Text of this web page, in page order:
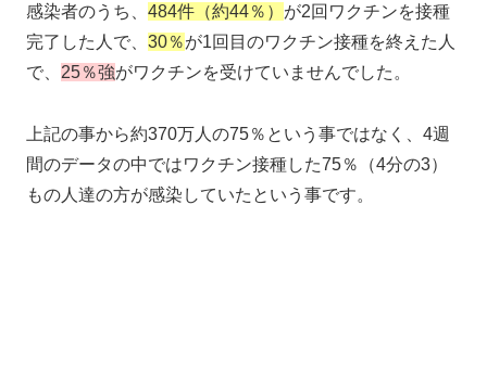
感染者のうち、 484件（約44％） が2回ワクチンを接種
完了した人で、 30％が1回目のワクチン接種を終えた人
で、 25％強がワクチンを受けていませんでした。
上記の事から約370万人の75％という事ではなく、4週
間のデータの中ではワクチン接種した75％（4分の3）
もの人達の方が感染していたという事です。